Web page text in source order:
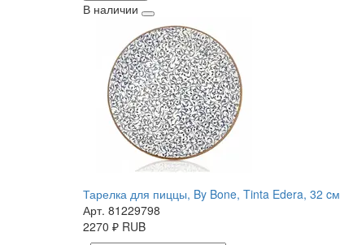
В наличии
Тарелка для пиццы, By Bone, Tinta Edera, 32 cм
Арт. 81229798
2270 ₽ RUB